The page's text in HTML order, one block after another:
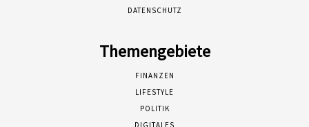
DATENSCHUTZ
Themengebiete
FINANZEN
LIFESTYLE
POLITIK
DIGITALES